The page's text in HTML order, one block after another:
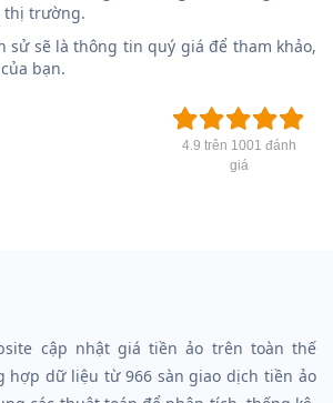
thị trường.
sử sẽ là thông tin quý giá để tham khảo,
bạn.
4.9 trên 1001 đánh
giá
cập nhật giá tiền ảo trên toàn thế
hợp dữ liệu từ 966 sàn giao dịch tiền ảo